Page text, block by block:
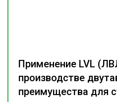
Применение LVL
производстве
преимущества для